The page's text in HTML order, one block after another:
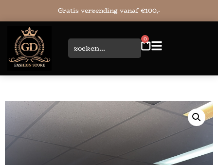
Gratis verzending vanaf €100,-
0